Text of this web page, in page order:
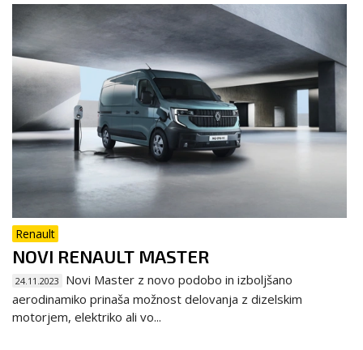
Renault
NOVI RENAULT MASTER
24.11.2023
Novi Master z novo podobo in izboljšano
aerodinamiko prinaša možnost delovanja z dizelskim
motorjem, elektriko ali vo...